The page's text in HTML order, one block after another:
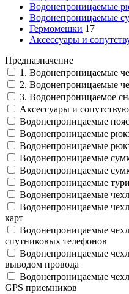
Водонепроницаемые
Водонепроницаемые
Гермомешки 17
Аксессуары и
Предназначение
1. Водонепроницаемые
2. Водонепроницаемые
3. Водонепроницаемое
Аксессуары и
Водонепроницаемые
Водонепроницаемые
Водонепроницаемые
Водонепроницаемые
Водонепроницаемые
Водонепроницаемые
Водонепроницаемые
Водонепроницаемые
карт
Водонепроницаемые
спутниковых телефонов
Водонепроницаемые
выводом провода
Водонепроницаемые
GPS приемников